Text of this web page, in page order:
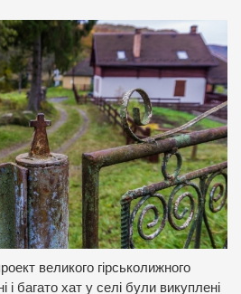
великого гірськолижного
і багато хат у селі були викуплені